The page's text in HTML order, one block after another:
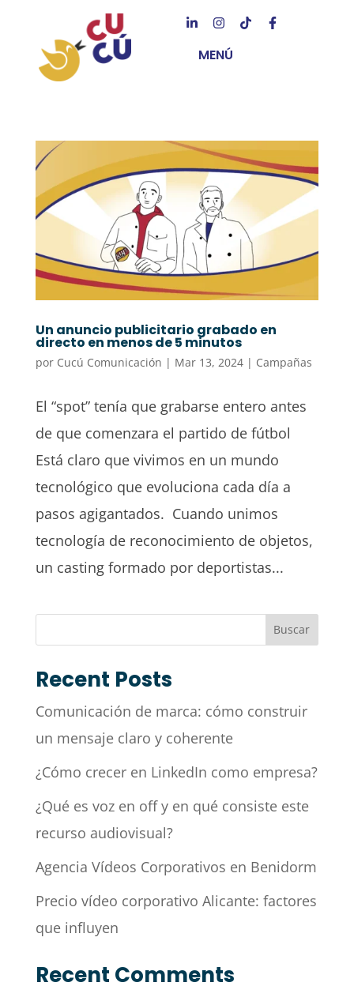
MENÚ
Un anuncio publicitario grabado en
directo en menos de 5 minutos
por Cucú Comunicación | Mar 13, 2024| Campañas
El “spot” tenía que grabarse entero antes
de que comenzara el partido de fútbol
Está claro que vivimos en un mundo
tecnológico que evoluciona cada día a
pasos agigantados. Cuando unimos
tecnología de reconocimiento de objetos,
un casting formado por deportistas...
Buscar
Recent Posts
Comunicación de marca: cómo construir
un mensaje claro y coherente
¿Cómo crecer en LinkedIn como empresa?
¿Qué es voz en off y en qué consiste este
recurso audiovisual?
Agencia Vídeos Corporativos en Benidorm
Precio vídeo corporativo Alicante: factores
que influyen
Recent Comments